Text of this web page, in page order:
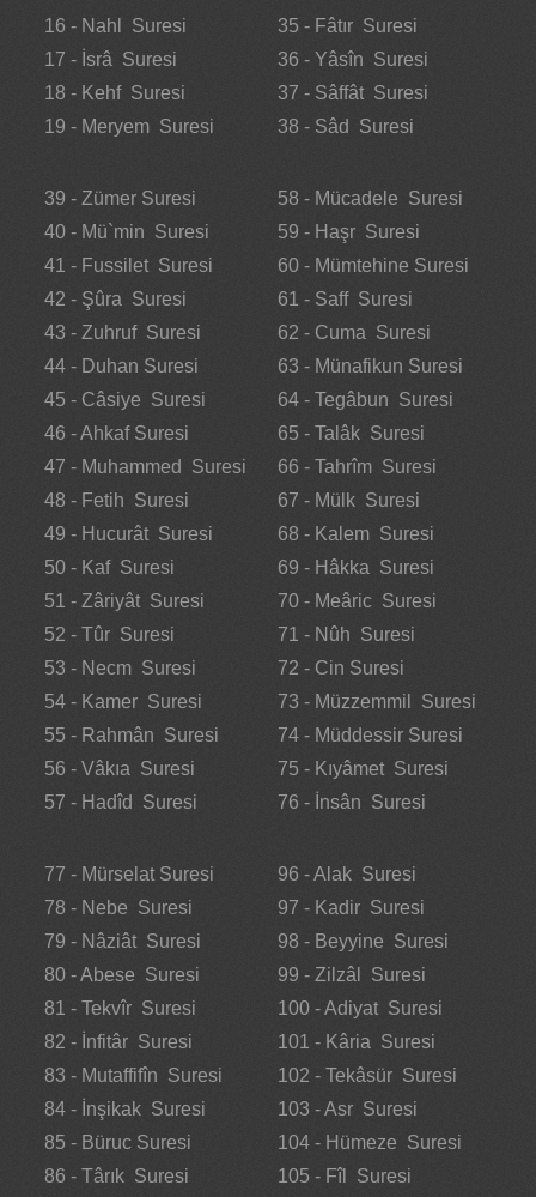
16 - Nahl Suresi
17 - İsrâ Suresi
18 - Kehf Suresi
19 - Meryem Suresi
35 - Fâtır Suresi
36 - Yâsîn Suresi
37 - Sâffât Suresi
38 - Sâd Suresi
39 - Zümer Suresi
40 - Mü`min Suresi
41 - Fussilet Suresi
42 - Şûra Suresi
43 - Zuhruf Suresi
44 - Duhan Suresi
45 - Câsiye Suresi
46 - Ahkaf Suresi
47 - Muhammed Suresi
48 - Fetih Suresi
49 - Hucurât Suresi
50 - Kaf Suresi
51 - Zâriyât Suresi
52 - Tûr Suresi
53 - Necm Suresi
54 - Kamer Suresi
55 - Rahmân Suresi
56 - Vâkıa Suresi
57 - Hadîd Suresi
58 - Mücadele Suresi
59 - Haşr Suresi
60 - Mümtehine Suresi
61 - Saff Suresi
62 - Cuma Suresi
63 - Münafikun Suresi
64 - Tegâbun Suresi
65 - Talâk Suresi
66 - Tahrîm Suresi
67 - Mülk Suresi
68 - Kalem Suresi
69 - Hâkka Suresi
70 - Meâric Suresi
71 - Nûh Suresi
72 - Cin Suresi
73 - Müzzemmil Suresi
74 - Müddessir Suresi
75 - Kıyâmet Suresi
76 - İnsân Suresi
77 - Mürselat Suresi
78 - Nebe Suresi
79 - Nâziât Suresi
80 - Abese Suresi
81 - Tekvîr Suresi
82 - İnfitâr Suresi
83 - Mutaffifîn Suresi
84 - İnşikak Suresi
85 - Büruc Suresi
86 - Târık Suresi
96 - Alak Suresi
97 - Kadir Suresi
98 - Beyyine Suresi
99 - Zilzâl Suresi
100 - Adiyat Suresi
101 - Kâria Suresi
102 - Tekâsür Suresi
103 - Asr Suresi
104 - Hümeze Suresi
105 - Fîl Suresi